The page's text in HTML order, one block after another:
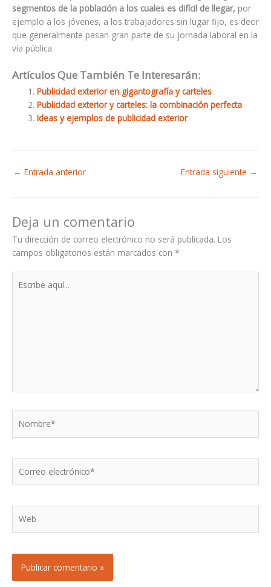
segmentos de la población a los cuales es difícil de llegar, por
ejemplo a los jóvenes, a los trabajadores sin lugar fijo, es decir
que generalmente pasan gran parte de su jornada laboral en la
vía pública.
Artículos Que También Te Interesarán:
Publicidad exterior en gigantografía y carteles
Publicidad exterior y carteles: la combinación perfecta
Ideas y ejemplos de publicidad exterior
← Entrada anterior Entrada siguiente →
Deja un comentario
Tu dirección de correo electrónico no será publicada. Los
campos obligatorios están marcados con *
aquí...
electrónico*